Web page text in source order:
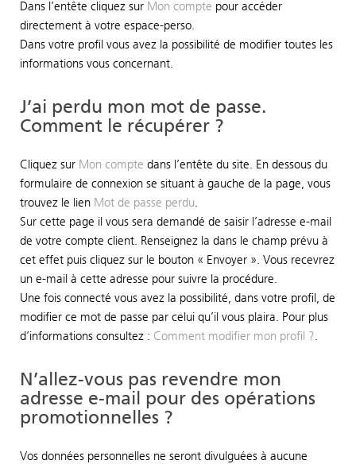
Dans l’entête cliquez sur Mon compte pour accéder
directement à votre espace-perso.
Dans votre profil vous avez la possibilité de modifier toutes les
informations vous concernant.
J’ai perdu mon mot de passe.
Comment le récupérer ?
Cliquez sur Mon compte dans l’entête du site. En dessous du
formulaire de connexion se situant à gauche de la page, vous
trouvez le lien Mot de passe perdu
Sur cette page il vous sera demandé de saisir l’adresse e-mail
de votre compte client. Renseignez la dans le champ prévu à
cet effet puis cliquez sur le bouton « Envoyer ». Vous recevrez
un e-mail à cette adresse pour suivre la procédure.
Une fois connecté vous avez la possibilité, dans votre profil, de
modifier ce mot de passe par celui qu’il vous plaira. Pour plus
d’informations consultez : Comment modifier mon profil ?
N’allez-vous pas revendre mon
adresse e-mail pour des opérations
promotionnelles ?
Vos données personnelles ne seront divulguées à aucune